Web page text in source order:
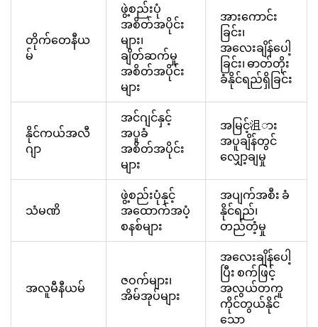
တိုက်တေနီယ
မ်
ဖွဲ့စည်းပုံ
အစိတ်အပိုင်း
များ၊
ချိတ်ဆက်မှု
အစိတ်အပိုင်း
များ
အားကောင်း
ခြင်း၊
အလေးချိန်ပေါ့
ခြင်း၊ ဓာတ်တိုး
ခံနိုင်ရည်ရှိခြင်း
နိုင်ကယ်အလီ
ဂျာ
အင်ဂျင်နှင့်
အပူခံ
အစိတ်အပိုင်း
များ
အမြင့်沮ား
အပူချိန်တွင်
လျှော့ချမှု
သံမဏိ
ဖွဲ့စည်းပုံနှင့်
အထောက်အပံ့
စနစ်များ
အပျက်အစီး ခံ
နိုင်ရည်၊
တည်တံ့မှု
အလူမီနီယမ်
ဇဝက်များ၊
အိမ်အုပ်များ
အလေးချိန်ပေါ့
ပြီး စက်ဖြင့်
အလွယ်တကူ
ကိုင်တွယ်နိုင်
သော